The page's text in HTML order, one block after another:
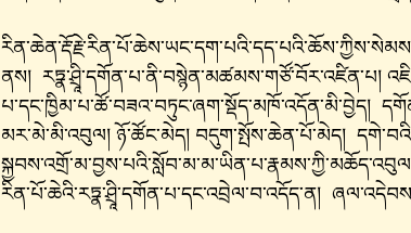
ནས། རཏྣ་ཤྲཱི་དགོན་པ་ནི་བསྙེན་མཚམས་གཙོ་བོར་འཛིན་པ།
པ་དང་ཁྱིམ་པ་ཚོ་བཟའ་བཏུང་ཞག་སྡོད་མཁོ་འདོན་མི་བྱེད།
མར་མེ་མི་འབུལ། ཉོ་ཚོང་མེད། བདུག་སྤོས་ཆེན་པོ་མེད།
རིན་པོ་ཆེའི་རཏྣ་ཤྲཱི་དགོན་པ་དང་འབྲེལ་བ་འདོད་ན།